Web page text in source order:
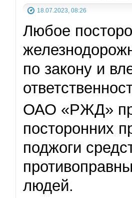
18.07.2023, 08:26
Любое
по закону и
ОАО «РЖД»
посторонних
поджоги
людей.